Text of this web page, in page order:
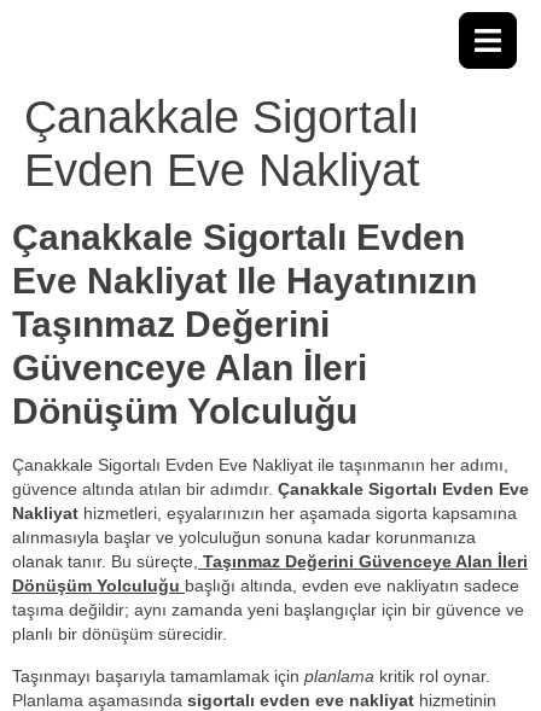
Çanakkale Sigortalı
Evden Eve Nakliyat
Çanakkale Sigortalı Evden
Eve Nakliyat Ile Hayatınızın
Taşınmaz Değerini
Güvenceye Alan İleri
Dönüşüm Yolculuğu
Çanakkale Sigortalı Evden Eve Nakliyat ile taşınmanın her adımı,
güvence altında atılan bir adımdır. Çanakkale Sigortalı Evden Eve
Nakliyat hizmetleri, eşyalarınızın her aşamada sigorta kapsamına
alınmasıyla başlar ve yolculuğun sonuna kadar korunmanıza
olanak tanır. Bu süreçte, Taşınmaz Değerini Güvenceye Alan İleri
Dönüşüm Yolculuğu başlığı altında, evden eve nakliyatın sadece
taşıma değildir; aynı zamanda yeni başlangıçlar için bir güvence ve
planlı bir dönüşüm sürecidir.
Taşınmayı başarıyla tamamlamak için planlama kritik rol oynar.
Planlama aşamasında sigortalı evden eve nakliyat hizmetinin